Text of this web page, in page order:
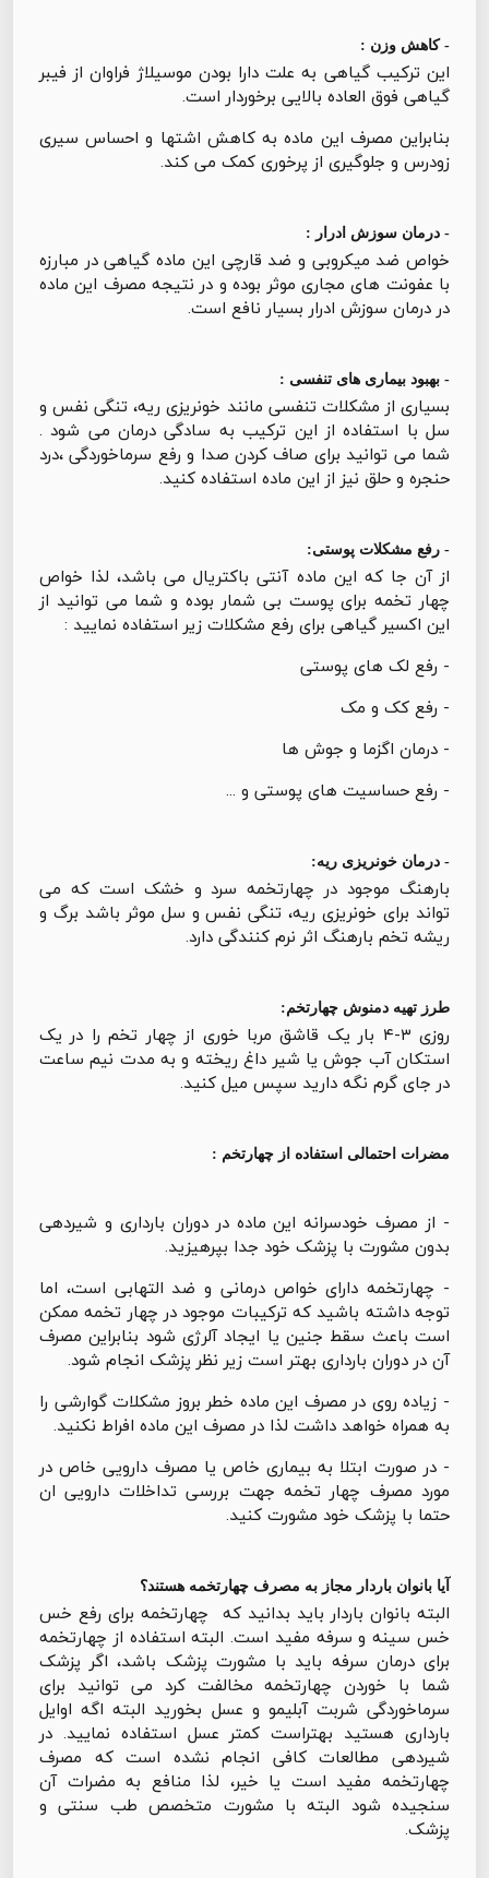
- کاهش وزن :
این ترکیب گیاهی به علت دارا بودن موسیلاژ فراوان از فیبر
گیاهی فوق العاده بالایی برخوردار است.
بنابراین مصرف این ماده به کاهش اشتها و احساس سیری
زودرس و جلوگیری از پرخوری کمک می کند.
- درمان سوزش ادرار :
خواص ضد میکروبی و ضد قارچی این ماده گیاهی در مبارزه
با عفونت های مجاری موثر بوده و در نتیجه مصرف این ماده
در درمان سوزش ادرار بسیار نافع است.
- بهبود بیماری های تنفسی :
بسیاری از مشکلات تنفسی مانند خونریزی ریه، تنگی نفس و
سل با استفاده از این ترکیب به سادگی درمان می شود .
شما می توانید برای صاف کردن صدا و رفع سرماخوردگی ،درد
حنجره و حلق نیز از این ماده استفاده کنید.
- رفع مشکلات پوستی:
از آن جا که این ماده آنتی باکتریال می باشد، لذا خواص
چهار تخمه برای پوست بی شمار بوده و شما می توانید از
این اکسیر گیاهی برای رفع مشکلات زیر استفاده نمایید :
- رفع لک های پوستی
- رفع کک و مک
- درمان اگزما و جوش ها
- رفع حساسیت های پوستی و ...
- درمان خونریزی ریه:
بارهنگ موجود در چهارتخمه سرد و خشک است که می
تواند برای خونریزی ریه، تنگی نفس و سل موثر باشد برگ و
ریشه تخم بارهنگ اثر نرم کنندگی دارد.
طرز تهیه دمنوش چهارتخم:
روزی ۳-۴ بار یک قاشق مربا خوری از چهار تخم را در یک
استکان آب جوش یا شیر داغ ریخته و به مدت نیم ساعت
در جای گرم نگه دارید سپس میل کنید.
مضرات احتمالی استفاده از چهارتخم :
- از مصرف خودسرانه این ماده در دوران بارداری و شیردهی
بدون مشورت با پزشک خود جدا بپرهیزید.
- چهارتخمه دارای خواص درمانی و ضد التهابی است، اما
توجه داشته باشید که ترکیبات موجود در چهار تخمه ممکن
است باعث سقط جنین یا ایجاد آلرژی شود بنابراین مصرف
آن در دوران بارداری بهتر است زیر نظر پزشک انجام شود.
- زیاده روی در مصرف این ماده خطر بروز مشکلات گوارشی را
به همراه خواهد داشت لذا در مصرف این ماده افراط نکنید.
- در صورت ابتلا به بیماری خاص یا مصرف دارویی خاص در
مورد مصرف چهار تخمه جهت بررسی تداخلات دارویی ان
حتما با پزشک خود مشورت کنید.
آیا بانوان باردار مجاز به مصرف چهارتخمه هستند؟
البته بانوان باردار باید بدانید که چهارتخمه برای رفع خس
خس سینه و سرفه مفید است. البته استفاده از چهارتخمه
برای درمان سرفه باید با مشورت پزشک باشد، اگر پزشک
شما با خوردن چهارتخمه مخالفت کرد می توانید برای
سرماخوردگی شربت آبلیمو و عسل بخورید البته اگه اوایل
بارداری هستید بهتراست کمتر عسل استفاده نمایید. در
شیردهی مطالعات کافی انجام نشده است که مصرف
چهارتخمه مفید است یا خیر، لذا منافع به مضرات آن
سنجیده شود البته با مشورت متخصص طب سنتی و
پزشک.